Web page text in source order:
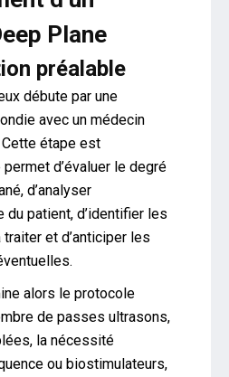
Plane
préalable
débute par une
avec un médecin
étape est
d’évaluer le degré
d’analyser
du patient, d’identifier les
et d’anticiper les
alors le protocole
de passes ultrasons,
la nécessité
ou biostimulateurs,